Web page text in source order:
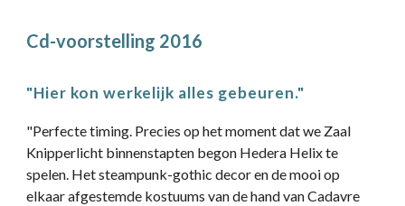
Cd-voorstelling 2016
"Hier kon werkelijk alles gebeuren."
"Perfecte timing. Precies op het moment dat we Zaal
Knipperlicht binnenstapten begon Hedera Helix te
spelen. Het steampunk-gothic decor en de mooi op
elkaar afgestemde kostuums van de hand van Cadavre